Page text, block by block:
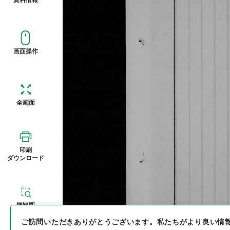
画面操作
全画面
印刷
ダウンロード
概観図
ご訪問いただきありがとうございます。 私たちがより良い情